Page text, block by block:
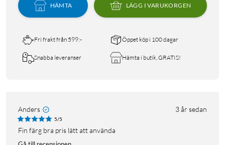
HÄMTA LÄGG I VARUKORGEN
Fri frakt från 599:- Öppet köp i 100 dagar
Snabba leveranser Hämta i butik, GRATIS!
Anders 3 år sedan
5/5
Fin färg bra pris lätt att använda